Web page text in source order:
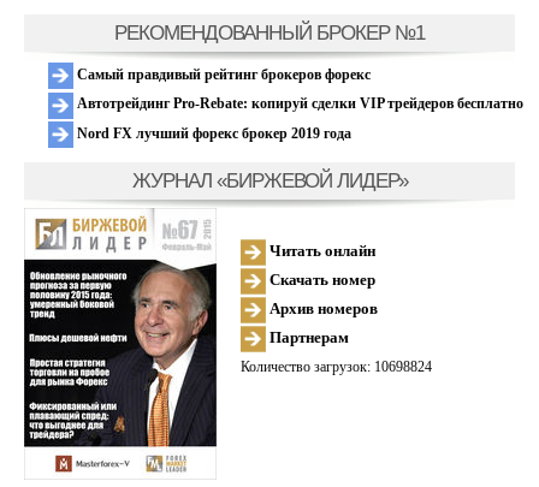
РЕКОМЕНДОВАННЫЙ БРОКЕР №1
Самый правдивый рейтинг брокеров форекс
Автотрейдинг Pro-Rebate: копируй сделки VIP трейдеров бесплатно
Nord FX лучший форекс брокер 2019 года
ЖУРНАЛ «БИРЖЕВОЙ ЛИДЕР»
Читать онлайн
Скачать номер
Архив номеров
Партнерам
Количество загрузок: 10698824